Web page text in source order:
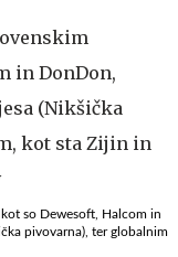
so Dewesoft, Halcom in
pivovarna), ter globalnim